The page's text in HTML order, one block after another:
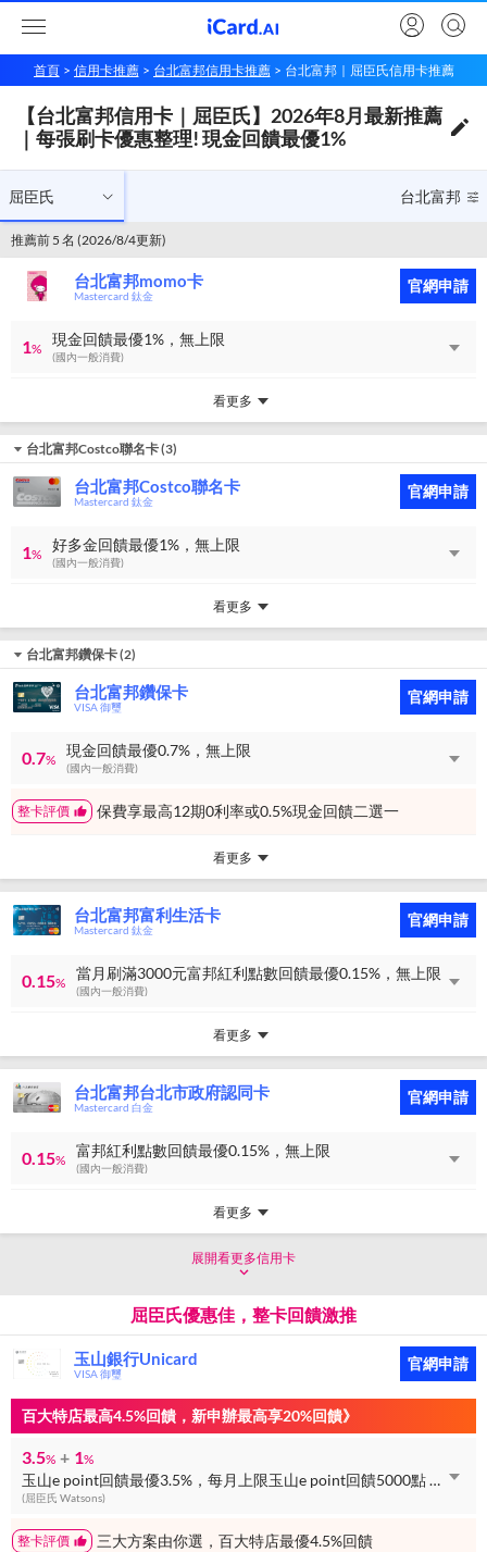
【台北富邦信用卡｜屈臣氏】2026年8月最新推薦｜每張刷卡優惠整理! 現金回饋最優1%
屈臣氏 台北富邦
首頁 信用卡推薦 台北富邦信用卡推薦 台北富邦｜屈臣氏信用卡推薦
【台北富邦信用卡｜屈臣氏】2026年8月最新推薦
｜每張刷卡優惠整理! 現金回饋最優1%
屈臣氏 台北富邦
推薦前 5 名 (2026/8/4更新)
台北富邦momo卡
Mastercard 鈦金
官網申請
1%
現金回饋最優1%，無上限
(國內一般消費)
看更多
台北富邦Costco聯名卡(3)
台北富邦Costco聯名卡
Mastercard 鈦金
官網申請
1%
好多金回饋最優1%，無上限
(國內一般消費)
看更多
台北富邦鑽保卡(2)
台北富邦鑽保卡
VISA 御璽
官網申請
0.7%
現金回饋最優0.7%，無上限
(國內一般消費)
整卡評價 保費享最高12期0利率或0.5%現金回饋二選一
看更多
台北富邦富利生活卡
Mastercard 鈦金
官網申請
0.15%
當月刷滿3000元富邦紅利點數回饋最優0.15%，無上限
(國內一般消費)
看更多
台北富邦台北市政府認同卡
Mastercard 白金
官網申請
0.15%
富邦紅利點數回饋最優0.15%，無上限
(國內一般消費)
看更多
展開看更多信用卡
屈臣氏優惠佳，整卡回饋激推
玉山銀行Unicard
VISA 御璽
官網申請
百大特店最高4.5%回饋，新申辦最高享20%回饋》
3.5% + 1%
玉山e point回饋最優3.5%，每月上限玉山e point回饋5000點 + 玉山e point回饋最優1%，無上限
(屈臣氏 Watsons)
整卡評價 三大方案由你選，百大特店最優4.5%回饋